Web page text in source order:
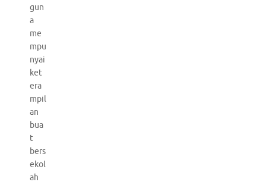
gun
a
me
mpu
nyai
ket
era
mpil
an
bua
t
bers
ekol
ah